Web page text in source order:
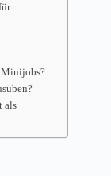
Minijobs?
als